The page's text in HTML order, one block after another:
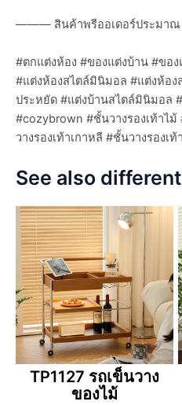
——— สินค้าพรีออเดอร์ประมา
#ตกแต่งห้อง #ของแต่งบ้าน #ขอ
#แต่งห้องสไตล์มินิมอล #แต่งห้อง
ประหยัด #แต่งบ้านสไตล์มินิมอล
#cozybrown #ชั้นวางรองเท้าไ
วางรองเท้าเกาหลี #ชั้นวางรองเท้า
See also
TP1127 รถเข็นวาง
ของไม้